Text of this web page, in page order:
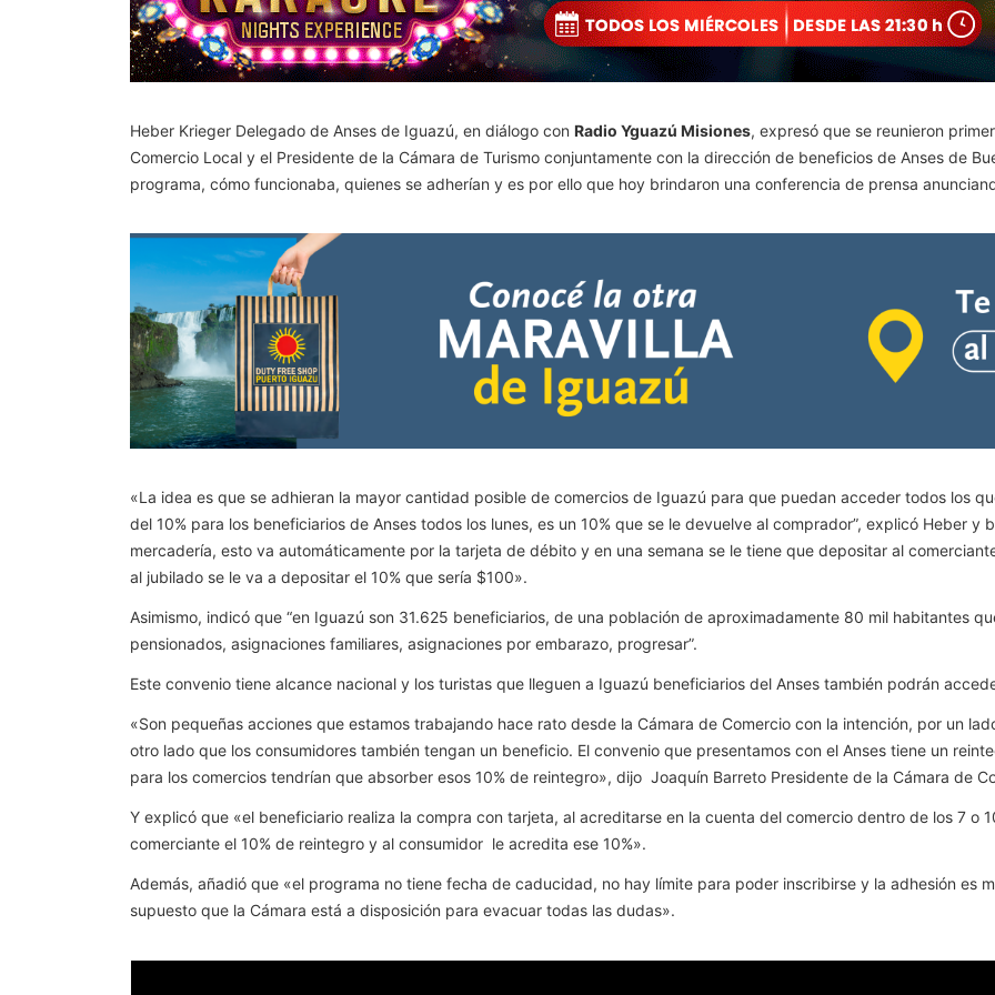
Heber Krieger Delegado de Anses de Iguazú, en diálogo con Radio Yguazú Misiones, expresó que se reunieron
Comercio Local y el Presidente de la Cámara de Turismo conjuntamente con la dirección de beneficios de Anses de
programa, cómo funcionaba, quienes se adherían y es por ello que hoy brindaron una conferencia de prensa
«La idea es que se adhieran la mayor cantidad posible de comercios de Iguazú para que puedan acceder todos los
del 10% para los beneficiarios de Anses todos los lunes, es un 10% que se le devuelve al comprador”, explicó Heber
mercadería, esto va automáticamente por la tarjeta de débito y en una semana se le tiene que depositar al
al jubilado se le va a depositar el 10% que sería $100».
Asimismo, indicó que “en Iguazú son 31.625 beneficiarios, de una población de aproximadamente 80 mil habitantes
pensionados, asignaciones familiares, asignaciones por embarazo, progresar”.
Este convenio tiene alcance nacional y los turistas que lleguen a Iguazú beneficiarios del Anses también podrán
«Son pequeñas acciones que estamos trabajando hace rato desde la Cámara de Comercio con la intención, por un
otro lado que los consumidores también tengan un beneficio. El convenio que presentamos con el Anses tiene un
para los comercios tendrían que absorber esos 10% de reintegro», dijo Joaquín Barreto Presidente de la Cámara de
Y explicó que «el beneficiario realiza la compra con tarjeta, al acreditarse en la cuenta del comercio dentro de los 7 o
comerciante el 10% de reintegro y al consumidor le acredita ese 10%».
Además, añadió que «el programa no tiene fecha de caducidad, no hay límite para poder inscribirse y la adhesión es
supuesto que la Cámara está a disposición para evacuar todas las dudas».